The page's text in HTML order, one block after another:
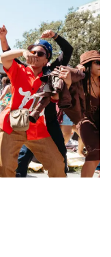
de curación